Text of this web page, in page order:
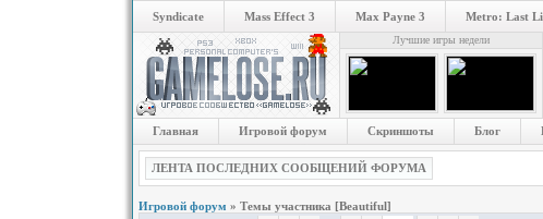
Syndicate Mass Effect 3 Max Payne 3 Metro: Last
Лучшие игры недели
Главная Игровой форум Скриншоты Блог
ЛЕНТА ПОСЛЕДНИХ СООБЩЕНИЙ ФОРУМА
Игровой форум » Темы участника [Beautiful]